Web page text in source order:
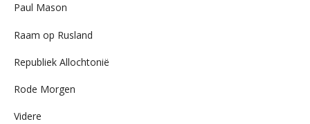
Paul Mason
Raam op Rusland
Republiek Allochtonië
Rode Morgen
Videre